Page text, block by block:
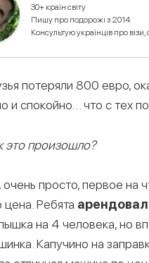
30+ країн світу
Пишу про подорожі з 2014
Консультую українців про
потеряли 800 евро,
и спокойно… что с тех
это произошло?
очень просто, первое на
цена. Ребята
на 4 человека, но
Капучино на